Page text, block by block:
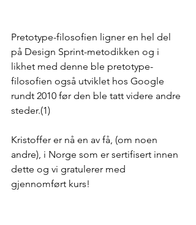
Pretotype-filosofien ligner en hel del
på Design Sprint-metodikken og i
likhet med denne ble pretotype-
filosofien også utviklet hos Google
rundt 2010 før den ble tatt videre andre
steder.(1)
Kristoffer er nå en av få, (om noen
andre), i Norge som er sertifisert innen
dette og vi gratulerer med
gjennomført kurs!